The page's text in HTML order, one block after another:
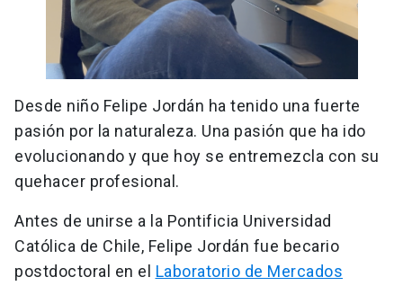
Desde niño Felipe Jordán ha tenido una fuerte
pasión por la naturaleza. Una pasión que ha ido
evolucionando y que hoy se entremezcla con su
quehacer profesional.
Antes de unirse a la Pontificia Universidad
Católica de Chile, Felipe Jordán fue becario
postdoctoral en el Laboratorio de Mercados